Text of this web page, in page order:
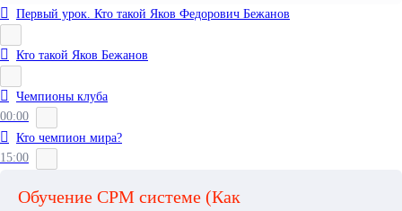
Первый урок. Кто такой Яков Федорович Бежанов
Кто такой Яков Бежанов
Чемпионы клуба
00:00
Кто чемпион мира?
15:00
Обучение СРМ системе (Как